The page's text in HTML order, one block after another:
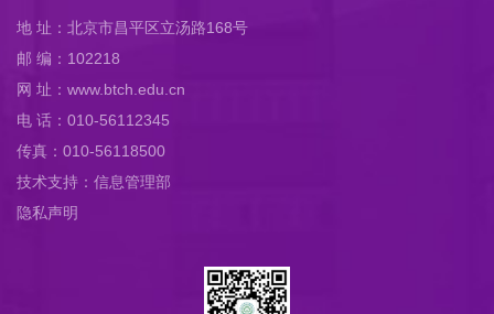
地 址：北京市昌平区立汤路168号
邮 编：102218
网 址：www.btch.edu.cn
电 话：010-56112345
传真：010-56118500
技术支持：信息管理部
隐私声明